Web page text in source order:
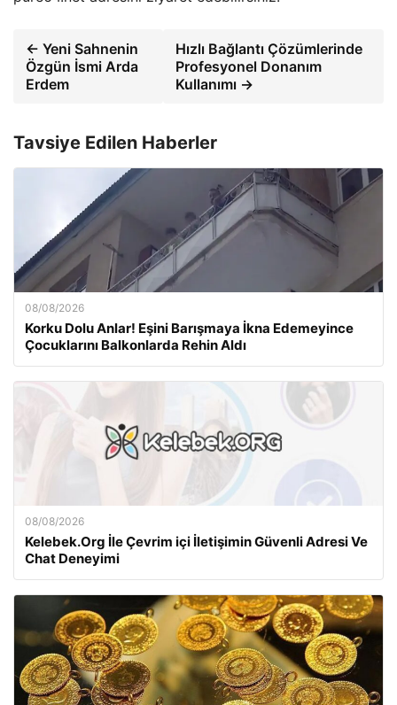
← Yeni Sahnenin
Özgün İsmi Arda
Erdem
Hızlı Bağlantı Çözümlerinde
Profesyonel Donanım
Kullanımı →
Tavsiye Edilen Haberler
08/08/2026
Korku Dolu Anlar! Eşini Barışmaya İkna Edemeyince
Çocuklarını Balkonlarda Rehin Aldı
08/08/2026
Kelebek.Org İle Çevrim içi İletişimin Güvenli Adresi Ve
Chat Deneyimi